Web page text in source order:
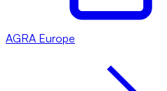
AGRA Europe